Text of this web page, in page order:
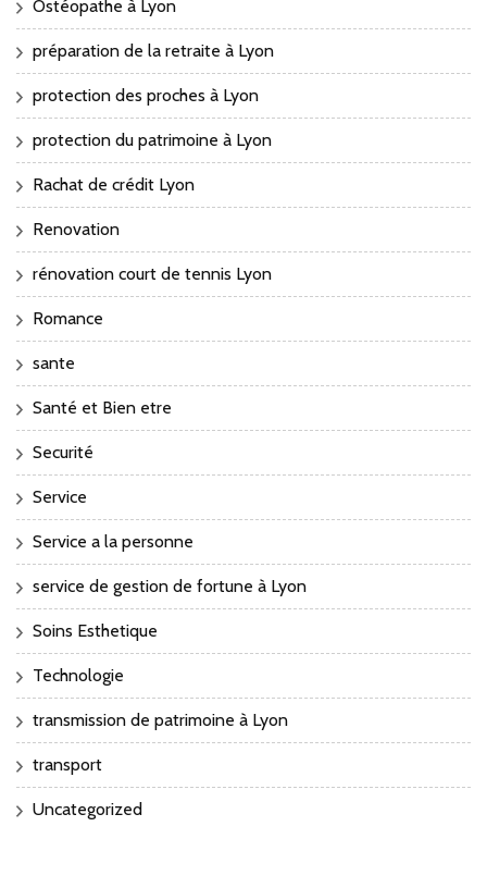
Ostéopathe à Lyon
préparation de la retraite à Lyon
protection des proches à Lyon
protection du patrimoine à Lyon
Rachat de crédit Lyon
Renovation
rénovation court de tennis Lyon
Romance
sante
Santé et Bien etre
Securité
Service
Service a la personne
service de gestion de fortune à Lyon
Soins Esthetique
Technologie
transmission de patrimoine à Lyon
transport
Uncategorized